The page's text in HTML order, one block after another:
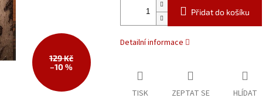
129 Kč
–10 %
Přidat do košíku
Detailní informace
TISK ZEPTAT SE HLÍDAT